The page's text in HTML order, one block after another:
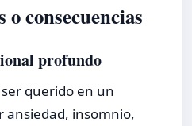
o consecuencias
profundo
querido en un
ansiedad, insomnio,